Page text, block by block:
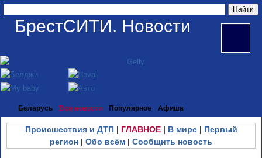
БрестСИТИ. Новости
Беларусь Все новости Популярное Афиша
Происшествия и ДТП| ГЛАВНОЕ| В мире| Первый
регион | Обо всём | Сообщить новость